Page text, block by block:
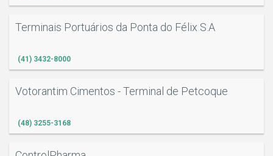
Terminais Portuários da Ponta do Félix S.A
(41) 3432-8000
Votorantim Cimentos - Terminal de Petcoque
(48) 3255-3168